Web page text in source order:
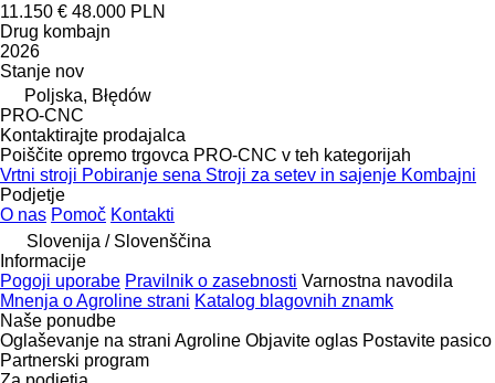
11.150 € 48.000 PLN
Drug kombajn
2026
Stanje nov
Poljska, Błędów
PRO-CNC
Kontaktirajte prodajalca
Poiščite opremo trgovca PRO-CNC v teh kategorijah
Vrtni stroji Pobiranje sena Stroji za setev in sajenje Kombajni
Podjetje
O nas Pomoč Kontakti
Slovenija / Slovenščina
Informacije
Pogoji uporabe Pravilnik o zasebnosti Varnostna navodila
Mnenja o Agroline strani Katalog blagovnih znamk
Naše ponudbe
Oglaševanje na strani Agroline Objavite oglas Postavite pasico
Partnerski program